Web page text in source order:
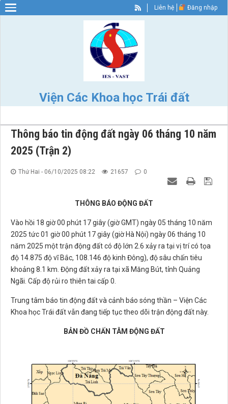
Warning: Constant WP_SITEURL already defined in
/home/nhigvyzu/ies.vast.gov/wp-config.php
Viện Các Khoa học Trái đất
Liên hệ Đăng nhập
Thông báo tin động đất ngày 06 tháng 10 năm
2025 (Trận 2)
Thứ Hai - 06/10/2025 08:22 21657 0
THÔNG BÁO ĐỘNG ĐẤT
Vào hồi 18 giờ 00 phút 17 giây (giờ GMT) ngày 05 tháng 10 năm
2025 tức 01 giờ 00 phút 17 giây (giờ Hà Nội) ngày 06 tháng 10
năm 2025 một trận động đất có độ lớn 2.6 xảy ra tại vị trí có tọa
độ 14.875 độ vĩ Bắc, 108.146 độ kinh Đông), độ sâu chấn tiêu
khoảng 8.1 km. Động đất xảy ra tại xã Măng Bút, tỉnh Quảng
Ngãi. Cấp độ rủi ro thiên tai cấp 0.
Trung tâm báo tin động đất và cảnh báo sóng thần – Viện Các
Khoa học Trái đất vẫn đang tiếp tục theo dõi trận động đất này.
BẢN ĐỒ CHẤN TÂM ĐỘNG ĐẤT